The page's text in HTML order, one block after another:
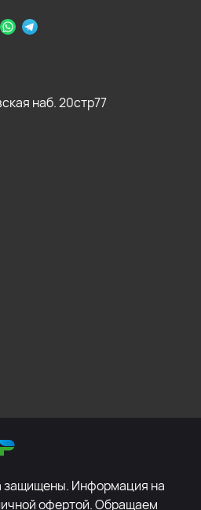
наб. 20стр77
Информация на
офертой. Обращаем